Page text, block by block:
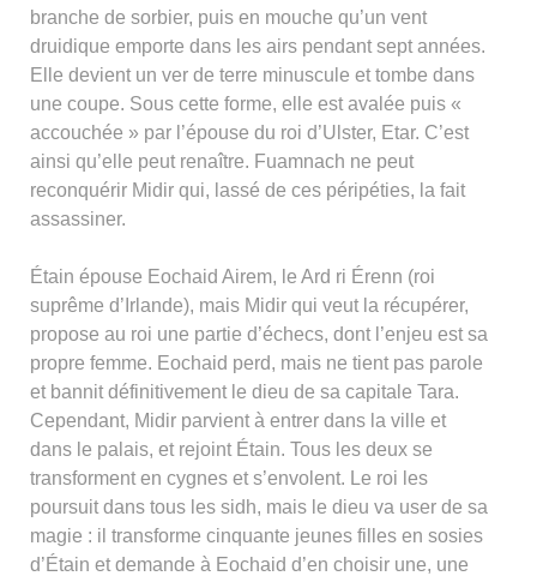
branche de sorbier, puis en mouche qu’un vent
druidique emporte dans les airs pendant sept années.
Elle devient un ver de terre minuscule et tombe dans
une coupe. Sous cette forme, elle est avalée puis «
accouchée » par l’épouse du roi d’Ulster, Etar. C’est
ainsi qu’elle peut renaître. Fuamnach ne peut
reconquérir Midir qui, lassé de ces péripéties, la fait
assassiner.
Étain épouse Eochaid Airem, le Ard ri Érenn (roi
suprême d’Irlande), mais Midir qui veut la récupérer,
propose au roi une partie d’échecs, dont l’enjeu est sa
propre femme. Eochaid perd, mais ne tient pas parole
et bannit définitivement le dieu de sa capitale Tara.
Cependant, Midir parvient à entrer dans la ville et
dans le palais, et rejoint Étain. Tous les deux se
transforment en cygnes et s’envolent. Le roi les
poursuit dans tous les sidh, mais le dieu va user de sa
magie : il transforme cinquante jeunes filles en sosies
d’Étain et demande à Eochaid d’en choisir une, une